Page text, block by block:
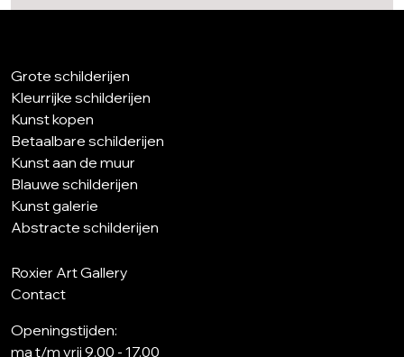
Grote schilderijen
Kleurrijke schilderijen
Kunst kopen
Betaalbare schilderijen
Kunst aan de muur
Blauwe schilderijen
Kunst galerie
Abstracte schilderijen
Roxier Art Gallery
Contact
Openingstijden:
ma t/m vrij 9.00 - 17.00